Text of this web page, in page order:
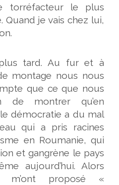
torréfacteur le plus
Quand je vais chez lui,
tard. Au fur et à
montage nous nous
que ce que nous
de montrer qu’en
démocratie a du mal
qui a pris racines
en Roumanie, qui
et gangrène le pays
aujourd’hui. Alors
m’ont proposé «